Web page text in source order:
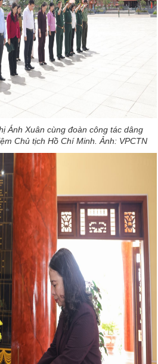
Ánh Xuân cùng đoàn công tác dâng
Chủ tịch Hồ Chí Minh. Ảnh: VPCTN